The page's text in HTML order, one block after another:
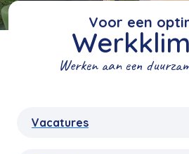
Voor een
Werken aan een
Vacatures